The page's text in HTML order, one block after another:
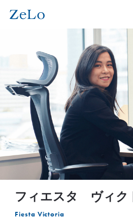
フィエスタ ヴィク
Fiesta Victoria